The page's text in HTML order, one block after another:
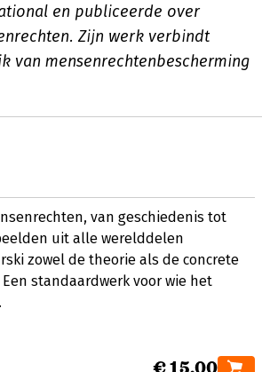
en publiceerde over
Zijn werk verbindt
van mensenrechtenbescherming
van geschiedenis tot
uit alle werelddelen
zowel de theorie als de concrete
standaardwerk voor wie het